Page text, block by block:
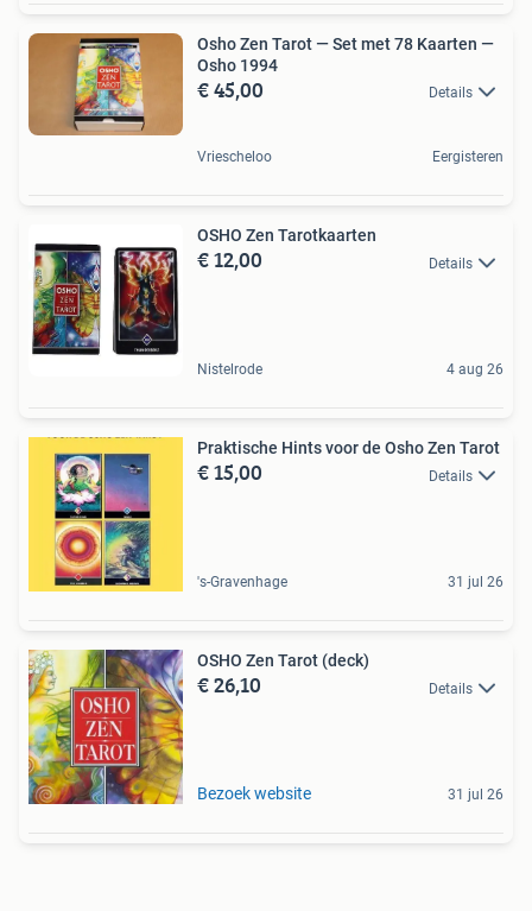
Osho Zen Tarot — Set met 78 Kaarten —
Osho 1994
€ 45,00 Details
Vriescheloo Eergisteren
OSHO Zen Tarotkaarten
€ 12,00 Details
Nistelrode 4 aug 26
Praktische Hints voor de Osho Zen Tarot
€ 15,00 Details
's-Gravenhage 31 jul 26
OSHO Zen Tarot (deck)
€ 26,10 Details
Bezoek website 31 jul 26